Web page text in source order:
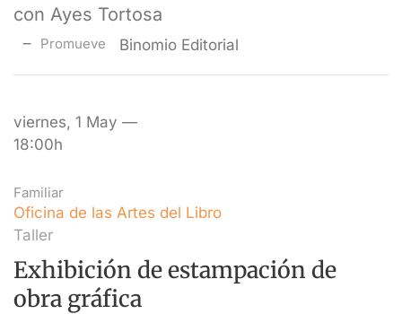
con Ayes Tortosa
Promueve Binomio Editorial
viernes, 1 May —
18:00h
Familiar
Oficina de las Artes del Libro
Taller
Exhibición de estampación de
obra gráfica